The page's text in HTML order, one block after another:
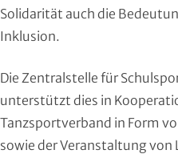
Solidarität auch die
Inklusion.
Die Zentralstelle für
unterstützt dies in
Tanzsportverband in Form
sowie der Veranstaltung von
Squash
Tanzen
Tauchen